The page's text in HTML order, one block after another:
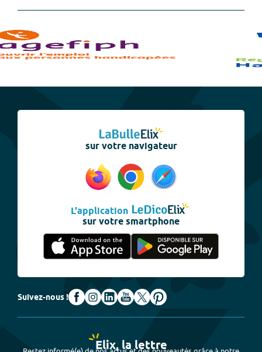
sur votre navigateur
L'application
sur votre smartphone
Suivez-nous !
Elix, la lettre